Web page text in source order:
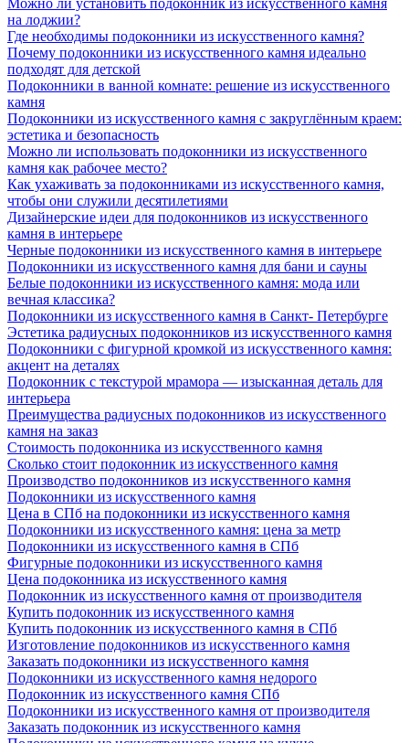
на лоджии?
Где необходимы подоконники из искусственного камня?
Почему подоконники из искусственного камня идеально
подходят для детской
Подоконники в ванной комнате: решение из искусственного
камня
Подоконники из искусственного камня с закруглённым краем:
эстетика и безопасность
Можно ли использовать подоконники из искусственного
камня как рабочее место?
Как ухаживать за подоконниками из искусственного камня,
чтобы они служили десятилетиями
Дизайнерские идеи для подоконников из искусственного
камня в интерьере
Черные подоконники из искусственного камня в интерьере
Подоконники из искусственного камня для бани и сауны
Белые подоконники из искусственного камня: мода или
вечная классика?
Подоконники из искусственного камня в Санкт- Петербурге
Эстетика радиусных подоконников из искусственного камня
Подоконники с фигурной кромкой из искусственного камня:
акцент на деталях
Подоконник с текстурой мрамора — изысканная деталь для
интерьера
Преимущества радиусных подоконников из искусственного
камня на заказ
Стоимость подоконника из искусственного камня
Сколько стоит подоконник из искусственного камня
Производство подоконников из искусственного камня
Подоконники из искусственного камня
Цена в СПб на подоконники из искусственного камня
Подоконники из искусственного камня: цена за метр
Подоконники из искусственного камня в СПб
Фигурные подоконники из искусственного камня
Цена подоконника из искусственного камня
Подоконник из искусственного камня от производителя
Купить подоконник из искусственного камня
Купить подоконник из искусственного камня в СПб
Изготовление подоконников из искусственного камня
Заказать подоконники из искусственного камня
Подоконники из искусственного камня недорого
Подоконник из искусственного камня СПб
Подоконники из искусственного камня от производителя
Заказать подоконник из искусственного камня